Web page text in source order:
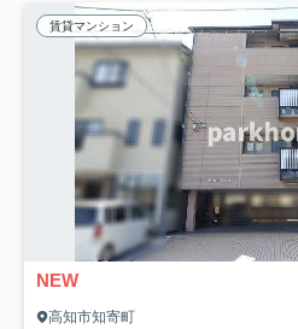
賃貸マンション
NEW
高知市知寄町